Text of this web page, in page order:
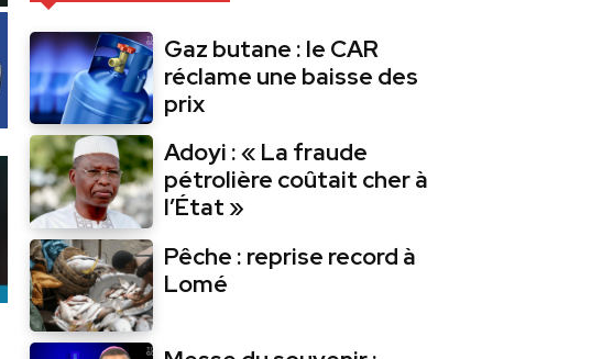
Gaz butane : le CAR
réclame une baisse des
prix
Adoyi : « La fraude
pétrolière coûtait cher à
l’État »
Pêche : reprise record à
Lomé